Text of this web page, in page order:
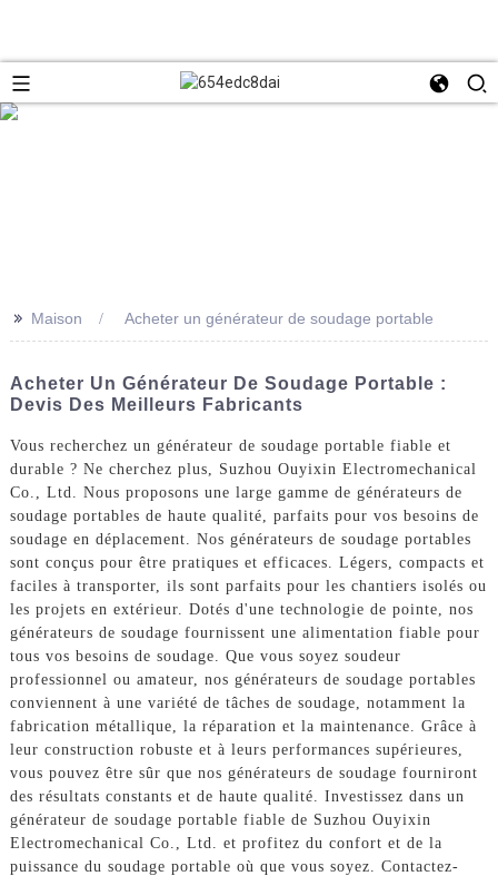
>> Maison Acheter un générateur de soudage portable
Acheter Un Générateur De Soudage Portable :
Devis Des Meilleurs Fabricants
Vous recherchez un générateur de soudage portable fiable et
durable ? Ne cherchez plus, Suzhou Ouyixin Electromechanical
Co., Ltd. Nous proposons une large gamme de générateurs de
soudage portables de haute qualité, parfaits pour vos besoins de
soudage en déplacement. Nos générateurs de soudage portables
sont conçus pour être pratiques et efficaces. Légers, compacts et
faciles à transporter, ils sont parfaits pour les chantiers isolés ou
les projets en extérieur. Dotés d'une technologie de pointe, nos
générateurs de soudage fournissent une alimentation fiable pour
tous vos besoins de soudage. Que vous soyez soudeur
professionnel ou amateur, nos générateurs de soudage portables
conviennent à une variété de tâches de soudage, notamment la
fabrication métallique, la réparation et la maintenance. Grâce à
leur construction robuste et à leurs performances supérieures,
vous pouvez être sûr que nos générateurs de soudage fourniront
des résultats constants et de haute qualité. Investissez dans un
générateur de soudage portable fiable de Suzhou Ouyixin
Electromechanical Co., Ltd. et profitez du confort et de la
puissance du soudage portable où que vous soyez. Contactez-